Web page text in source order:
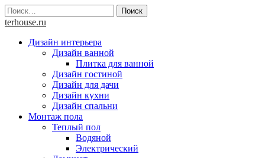
Skip
to
Найти:
terhouse.ru
Дизайн интерьера
Дизайн ванной
Плитка для ванной
Дизайн гостиной
Дизайн для дачи
Дизайн кухни
Дизайн спальни
Монтаж пола
Теплый пол
Водяной
Электрический